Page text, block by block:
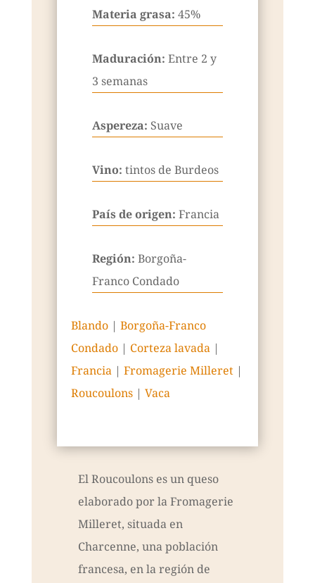
Materia grasa: 45%
Maduración: Entre 2 y
3 semanas
Aspereza: Suave
Vino: tintos de Burdeos
País de origen: Francia
Región: Borgoña-
Franco Condado
Blando| Borgoña-Franco
Condado| Corteza lavada|
Francia| Fromagerie Milleret|
Roucoulons| Vaca
El Roucoulons es un queso
elaborado por la Fromagerie
Milleret, situada en
Charcenne, una población
francesa, en la región de